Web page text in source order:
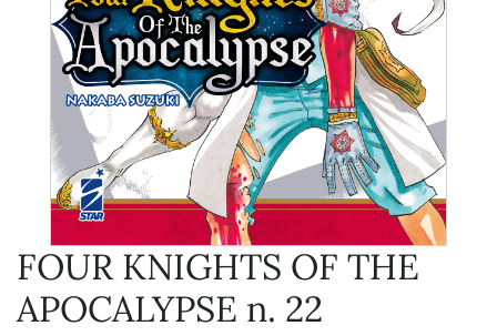
FOUR KNIGHTS OF THE
APOCALYPSE n. 22